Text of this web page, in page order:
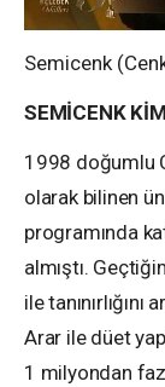
Semicenk
SEMİCENK
1998 doğumlu
olarak bilinen
programında
almıştı.
ile
Arar ile düet
1 milyondan